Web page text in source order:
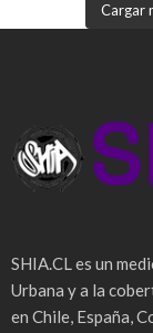
Cargar
SHIA.CL es un
Urbana y a la
en Chile, España,